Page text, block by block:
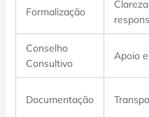
Formalização
Conselho
Consultivo
Apoio
Documentação